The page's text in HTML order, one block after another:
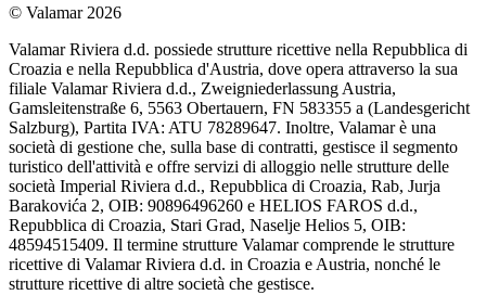
© Valamar 2026
Valamar Riviera d.d. possiede strutture ricettive nella Repubblica di
Croazia e nella Repubblica d'Austria, dove opera attraverso la sua
filiale Valamar Riviera d.d., Zweigniederlassung Austria,
Gamsleitenstraße 6, 5563 Obertauern, FN 583355 a (Landesgericht
Salzburg), Partita IVA: ATU 78289647. Inoltre, Valamar è una
società di gestione che, sulla base di contratti, gestisce il segmento
turistico dell'attività e offre servizi di alloggio nelle strutture delle
società Imperial Riviera d.d., Repubblica di Croazia, Rab, Jurja
Barakovića 2, OIB: 90896496260 e HELIOS FAROS d.d.,
Repubblica di Croazia, Stari Grad, Naselje Helios 5, OIB:
48594515409. Il termine strutture Valamar comprende le strutture
ricettive di Valamar Riviera d.d. in Croazia e Austria, nonché le
strutture ricettive di altre società che gestisce.